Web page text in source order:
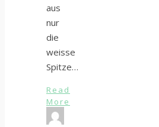
aus
nur
die
weisse
Spitze…
Read
More